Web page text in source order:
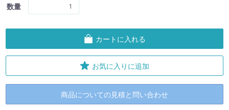
数量
カートに入れる
お気に入りに追加
商品についての見積と問い合わせ